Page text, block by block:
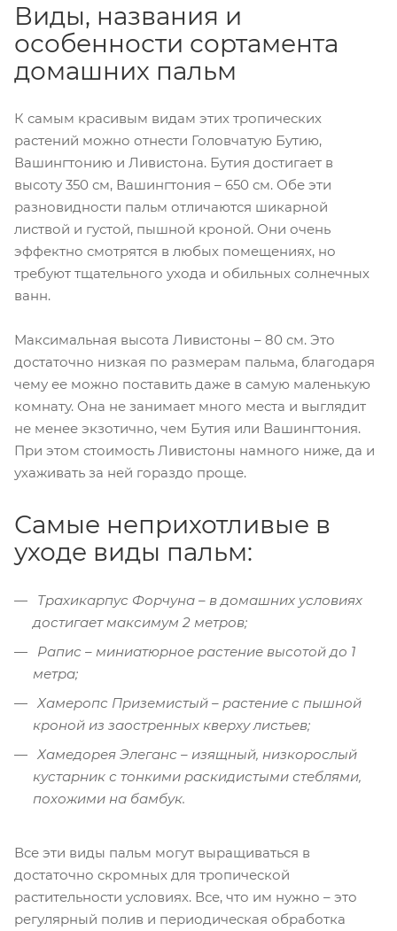
Виды, названия и
особенности сортамента
домашних пальм
К самым красивым видам этих тропических
растений можно отнести Головчатую Бутию,
Вашингтонию и Ливистона. Бутия достигает в
высоту 350 см, Вашингтония – 650 см. Обе эти
разновидности пальм отличаются шикарной
листвой и густой, пышной кроной. Они очень
эффектно смотрятся в любых помещениях, но
требуют тщательного ухода и обильных солнечных
ванн.
Максимальная высота Ливистоны – 80 см. Это
достаточно низкая по размерам пальма, благодаря
чему ее можно поставить даже в самую маленькую
комнату. Она не занимает много места и выглядит
не менее экзотично, чем Бутия или Вашингтония.
При этом стоимость Ливистоны намного ниже, да и
ухаживать за ней гораздо проще.
Самые неприхотливые в
уходе виды пальм:
Трахикарпус Форчуна – в домашних условиях
достигает максимум 2 метров;
Рапис – миниатюрное растение высотой до 1
метра;
Хамеропс Приземистый – растение с пышной
кроной из заостренных кверху листьев;
Хамедорея Элеганс – изящный, низкорослый
кустарник с тонкими раскидистыми стеблями,
похожими на бамбук.
Все эти виды пальм могут выращиваться в
достаточно скромных для тропической
растительности условиях. Все, что им нужно – это
регулярный полив и периодическая обработка